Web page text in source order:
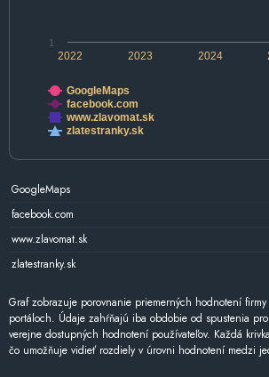
2022 2024
2023
1
GoogleMaps
facebook.com
www.zlavomat.sk
zlatestranky.sk
GoogleMaps
facebook.com
www.zlavomat.sk
zlatestranky.sk
Graf zobrazuje porovnanie priemerných hodnotení
portáloch. Údaje zahŕňajú iba obdobie od spustenia
verejne dostupných hodnotení používateľov. Každá
čo umožňuje vidieť rozdiely v úrovni hodnotení medzi